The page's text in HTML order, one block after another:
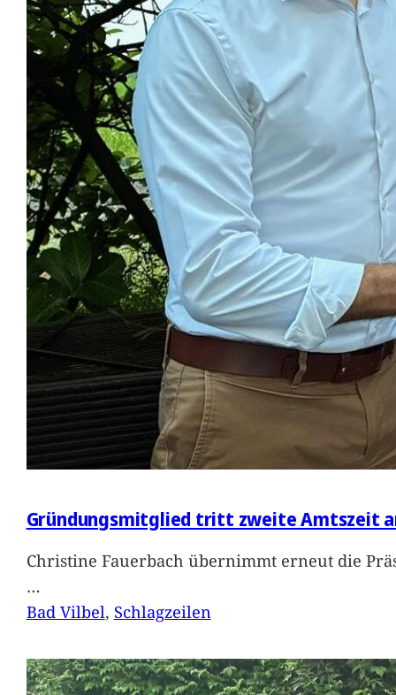
Gründungsmitglied tritt zweite Amtszeit
Christine Fauerbach übernimmt erneut die
…
Bad Vilbel, Schlagzeilen